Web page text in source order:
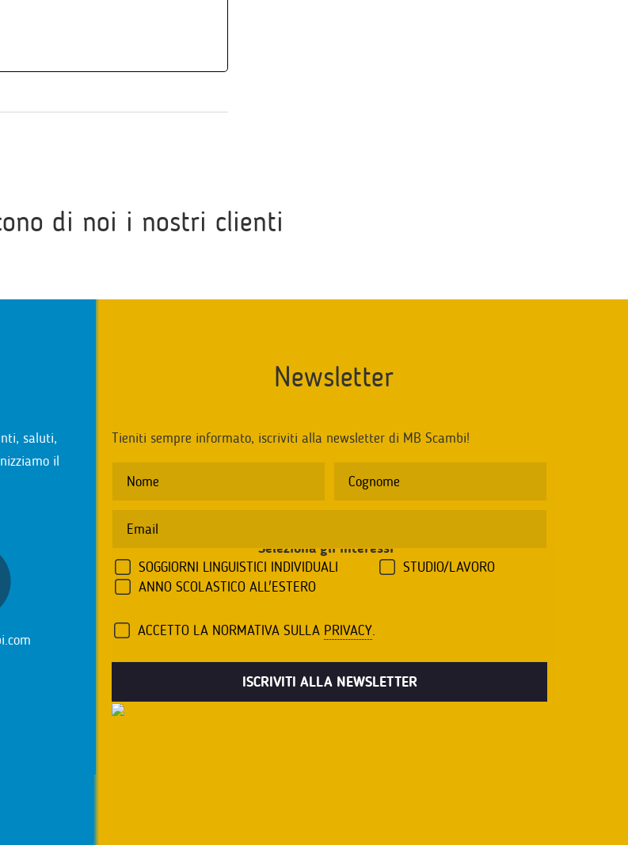
di noi i nostri clienti
saluti,
il
Newsletter
Tieniti sempre informato, iscriviti alla newsletter di MB Scambi!
Seleziona gli interessi
SOGGIORNI LINGUISTICI INDIVIDUALI
STUDIO/LAVORO
ANNO SCOLASTICO ALL'ESTERO
ACCETTO LA NORMATIVA SULLA PRIVACY.